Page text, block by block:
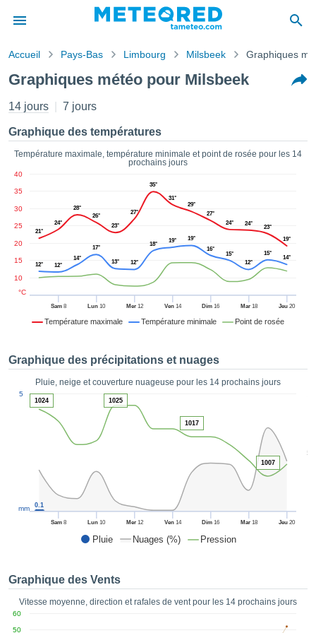
de
a
par
des
en
les
:
de
des
de très
ACCEPTER
PARAMÈTRES
Accueil Pays-Bas Limbourg Milsbeek Graphiques
Graphiques météo pour Milsbeek
14 jours 7 jours
Graphique des températures
Température maximale, température minimale et point de rosée pour les 14
prochains jours
Température maximale Température minimale Point de rosée
Sam8 Lun 10 Mer12 Ven14 Dim 16 Mar18 Jeu 20
10
15
20
25
30
35
40
°C
21°
24°
28°
26°
23°
27°
35°
31°
29°
27°
24°
24°
23°
19°
12° 12°
14°
17°
13° 12°
18°
19°
19°
16°
15°
12°
15°
14°
Graphique des précipitations et nuages
Pluie, neige et couverture nuageuse pour les 14 prochains jours
Pluie Nuages (%) Pression
50
Sam8 Lun 10 Mer12 Ven14 Dim 16 Mar18 Jeu 20
5
mm 0.1
1024 1025
1017
1007
Graphique des Vents
Vitesse moyenne, direction et rafales de vent pour les 14 prochains jours
50
60